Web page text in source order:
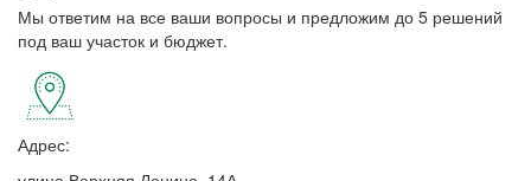
Мы ответим на все ваши вопросы и предложим до 5 решений
под ваш участок и бюджет.
Адрес: